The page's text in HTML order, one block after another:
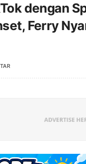
dengan
Ferry